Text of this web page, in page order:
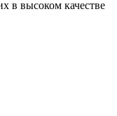
в высоком качестве